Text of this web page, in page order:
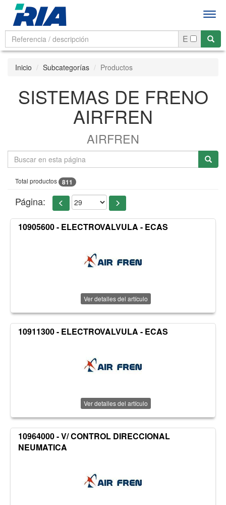
E
Inicio Subcategorías Productos
SISTEMAS DE FRENO
AIRFREN
AIRFREN
Total productos 811
Página:
10905600 - ELECTROVALVULA - ECAS
Ver detalles del artículo
10911300 - ELECTROVALVULA - ECAS
Ver detalles del artículo
10964000 - V/ CONTROL DIRECCIONAL
NEUMATICA